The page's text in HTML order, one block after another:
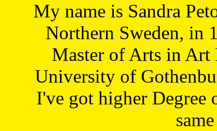
My name is Sandra
Northern Sweden, in
Master of Arts in Art
University of
I've got higher Degree